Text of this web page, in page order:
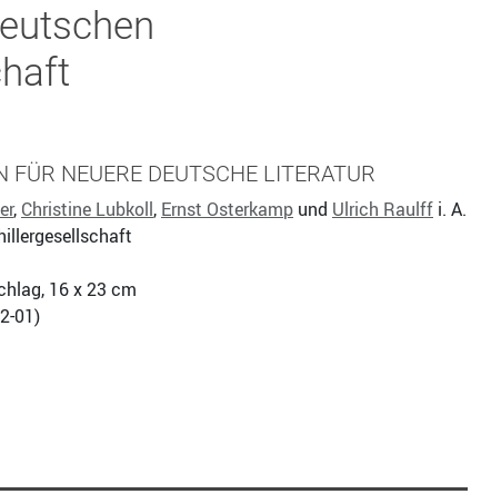
FÜR NEUERE DEUTSCHE LITERATUR
, Christine Lubkoll, Ernst Osterkamp und Ulrich Raulff i. A.
16 x 23 cm
01)